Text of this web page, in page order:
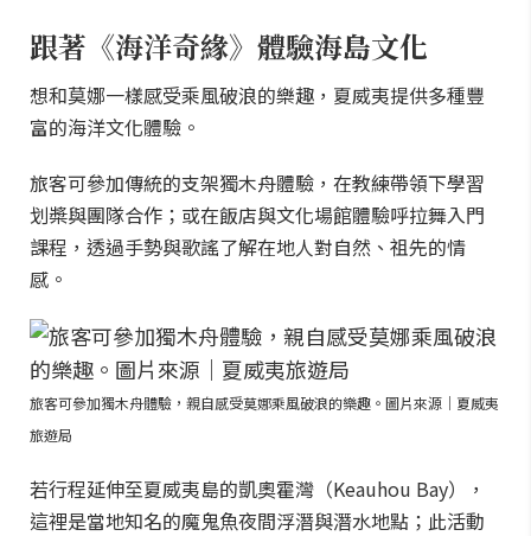
跟著《海洋奇緣》體驗海島文化
想和莫娜一樣感受乘風破浪的樂趣，夏威夷提供多種豐
富的海洋文化體驗。
旅客可參加傳統的支架獨木舟體驗，在教練帶領下學習
划槳與團隊合作；或在飯店與文化場館體驗呼拉舞入門
課程，透過手勢與歌謠了解在地人對自然、祖先的情
感。
旅客可參加獨木舟體驗，親自感受莫娜乘風破浪的樂趣。圖片來源｜夏威夷
旅遊局
若行程延伸至夏威夷島的凱奧霍灣（Keauhou Bay），
這裡是當地知名的魔鬼魚夜間浮潛與潛水地點；此活動